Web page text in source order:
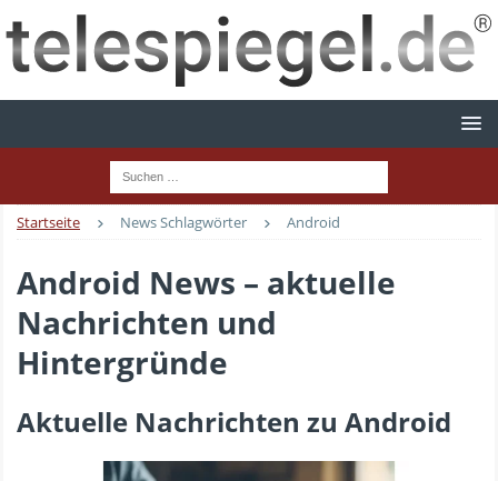
Startseite News Schlagwörter Android
Android News – aktuelle
Nachrichten und
Hintergründe
Aktuelle Nachrichten zu Android